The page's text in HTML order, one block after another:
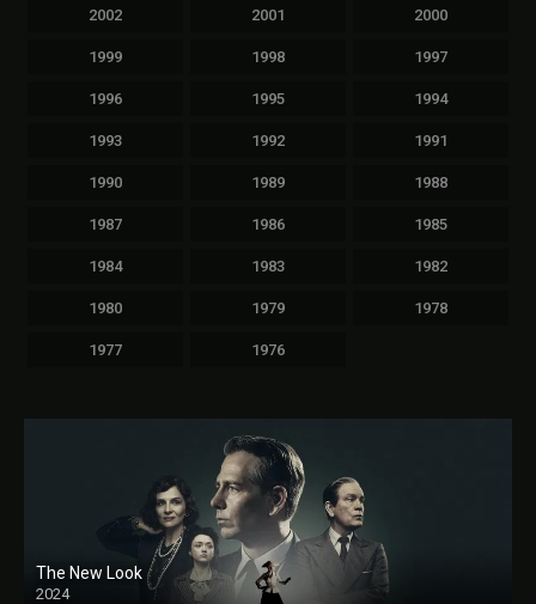
2002 2001 2000
1999 1998 1997
1996 1995 1994
1993 1992 1991
1990 1989 1988
1987 1986 1985
1984 1983 1982
1980 1979 1978
1977 1976
The New Look
2024